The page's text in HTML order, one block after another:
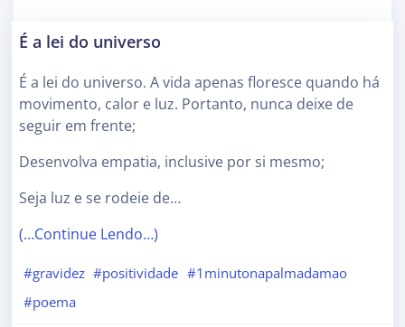
É a lei do universo
É a lei do universo. A vida apenas floresce quando há
movimento, calor e luz. Portanto, nunca deixe de
seguir em frente;
Desenvolva empatia, inclusive por si mesmo;
Seja luz e se rodeie de…
(…Continue Lendo…)
#gravidez #positividade #1minutonapalmadamao
#poema